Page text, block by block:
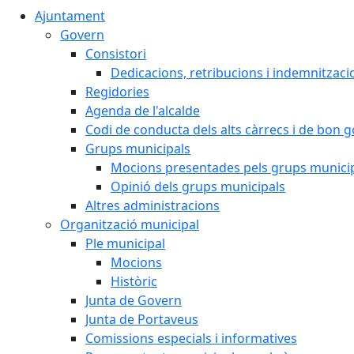
Ajuntament
Govern
Consistori
Dedicacions, retribucions i
Regidories
Agenda de l'alcalde
Codi de conducta dels alts càrrecs i de bon
Grups municipals
Mocions presentades pels grups
Opinió dels grups municipals
Altres administracions
Organització municipal
Ple municipal
Mocions
Històric
Junta de Govern
Junta de Portaveus
Comissions especials i informatives